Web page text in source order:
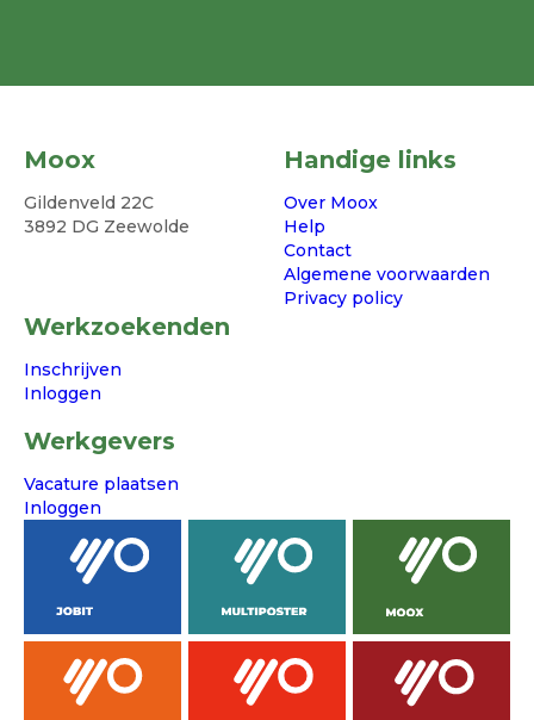
Moox
Gildenveld 22C
3892 DG Zeewolde
Handige links
Over Moox
Help
Contact
Algemene voorwaarden
Privacy policy
Werkzoekenden
Inschrijven
Inloggen
Werkgevers
Vacature plaatsen
Inloggen